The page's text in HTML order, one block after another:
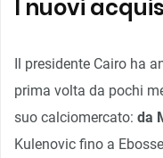
I nuovi
Il presidente Cairo ha
prima volta da pochi
suo calciomercato: da
Kulenovic fino a